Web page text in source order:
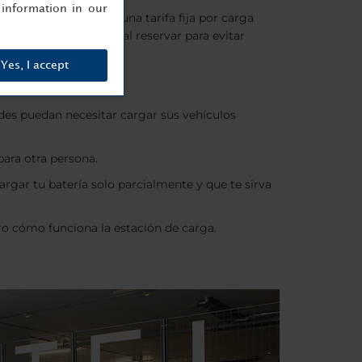
hoteles ofrecen una tarifa fija por carga
de carga del hotel al reservar para evitar
puedan necesitar cargar sus vehículos
otra persona.
tu batería solo parcialmente y que te sirva
cómo funciona la estación de carga.
in our
Yes, I accept